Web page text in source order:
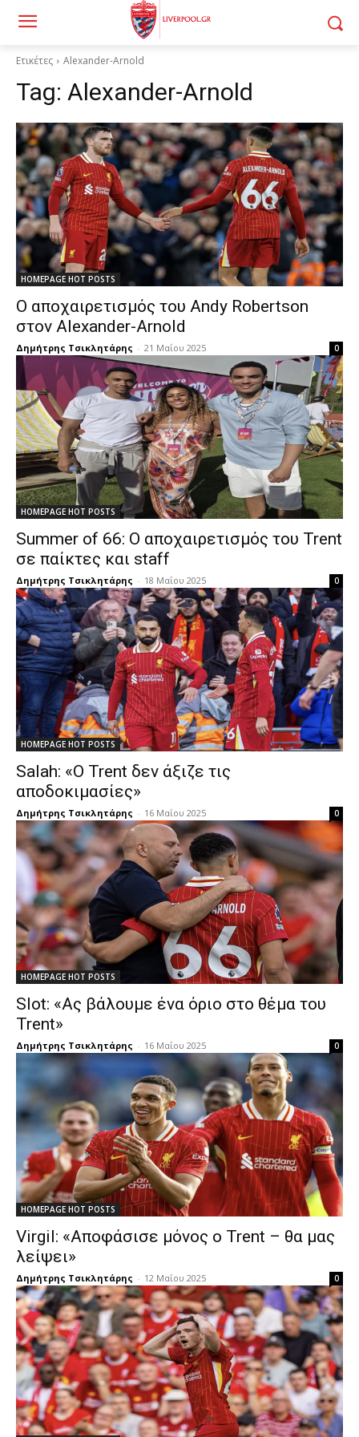
Ετικέτες Alexander-Arnold
Tag: Alexander-Arnold
HOMEPAGE HOT POSTS
Ο αποχαιρετισμός του Andy Robertson
στον Alexander-Arnold
Δημήτρης Τσικλητάρης - 21 Μαΐου 2025 0
HOMEPAGE HOT POSTS
Summer of 66: Ο αποχαιρετισμός του Trent
σε παίκτες και staff
Δημήτρης Τσικλητάρης - 18 Μαΐου 2025 0
HOMEPAGE HOT POSTS
Salah: «Ο Trent δεν άξιζε τις
αποδοκιμασίες»
Δημήτρης Τσικλητάρης - 16 Μαΐου 2025 0
HOMEPAGE HOT POSTS
Slot: «Ας βάλουμε ένα όριο στο θέμα του
Trent»
Δημήτρης Τσικλητάρης - 16 Μαΐου 2025 0
HOMEPAGE HOT POSTS
Virgil: «Αποφάσισε μόνος ο Trent – θα μας
λείψει»
Δημήτρης Τσικλητάρης - 12 Μαΐου 2025 0